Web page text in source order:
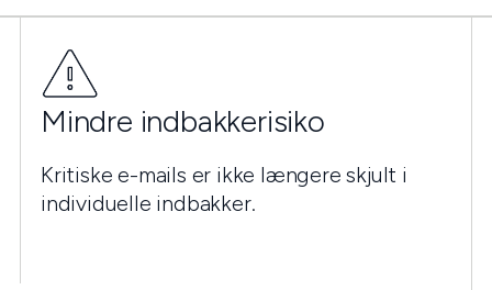
Mindre indbakkerisiko
Kritiske e-mails er ikke længere skjult i
individuelle indbakker.